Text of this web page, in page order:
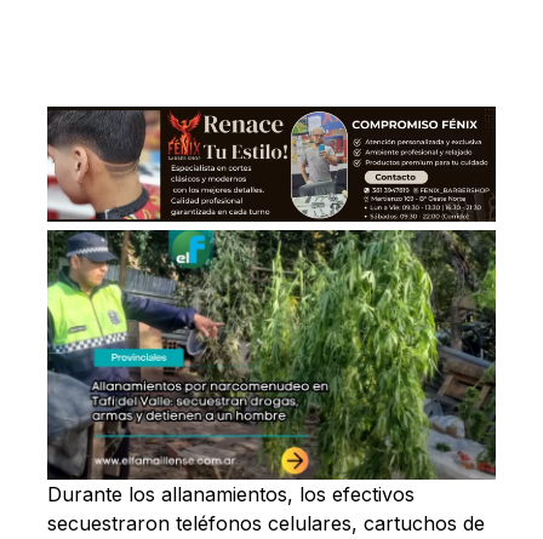
Durante los allanamientos, los efectivos
secuestraron teléfonos celulares, cartuchos de